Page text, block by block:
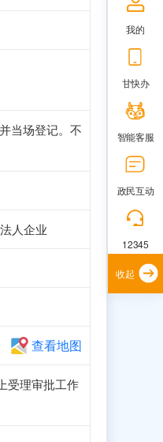
当场登记。不
人企业
查看地图
受理审批工作
我的
甘快办
智能客服
政民互动
12345
收起